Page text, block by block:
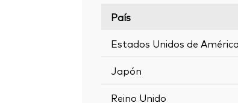
País
Estados Unidos de América
Japón
Reino Unido